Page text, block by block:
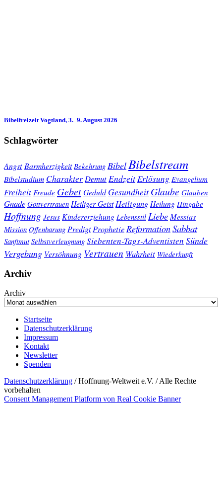
Bibelfreizeit Vogtland, 3.–9. August 2026
Schlagwörter
Angst Barmherzigkeit Bekehrung Bibel Bibelstream
Bibelstudium Charakter Demut EndzeitErlösung Evangelium
Freiheit Freude GebetGeduld Gesundheit Glaube Glauben
Gnade Gottvertrauen Heiliger Geist Heiligung Heilung Hingabe
Hoffnung Jesus Kindererziehung Lebensstil Liebe Messias
Mission Offenbarung Predigt Prophetie ReformationSabbat
Sanftmut Selbstverleugnung Siebenten-Tags-Adventisten Sünde
Vergebung Versöhnung Vertrauen Wahrheit Wiederkunft
Archiv
Archiv
Startseite
Datenschutzerklärung
Impressum
Kontakt
Newsletter
Spenden
Datenschutzerklärung / Hoffnung-Weltweit e.V. / Alle Rechte
vorbehalten
Consent Management Platform von Real Cookie Banner